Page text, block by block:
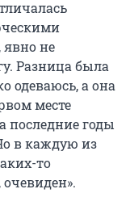
явно не
Разница была
одеваюсь, а она
месте
последние годы
в каждую из
то